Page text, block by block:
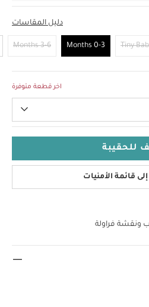
دليل المقاسات
Tiny
0-3 Months
3-6 Months
اخر قطعة متوفرة
للحقيبة
قائمة الأمنيات
ونقشة فراولة